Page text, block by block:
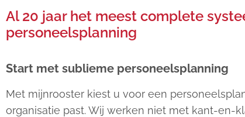
Uw planning werkt in
Al 20 jaar het meest complete
personeelsplanning
Start met sublieme personeelsplanning
Met mijnrooster kiest u voor een
organisatie past. Wij werken niet met kant-en-